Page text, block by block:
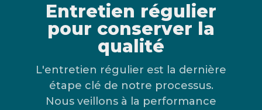
Entretien régulier
pour conserver la
qualité
L'entretien régulier est la dernière
étape clé de notre processus.
Nous veillons à la performance